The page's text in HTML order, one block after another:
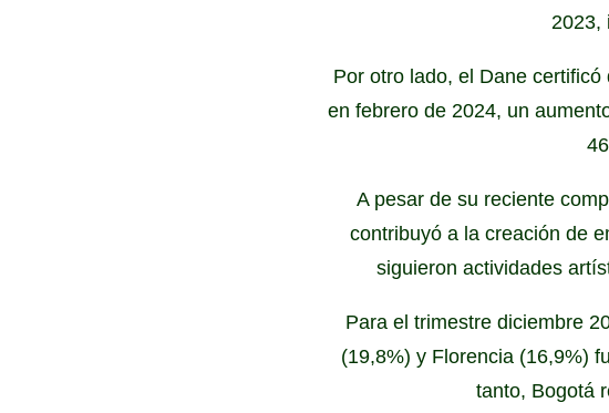
2023,
Por otro lado, el Dane
en febrero de 2024, un
A pesar de su reciente
contribuyó a la creación de
siguieron actividades
Para el trimestre diciembre
(19,8%) y Florencia (16,9%)
tanto, Bogotá